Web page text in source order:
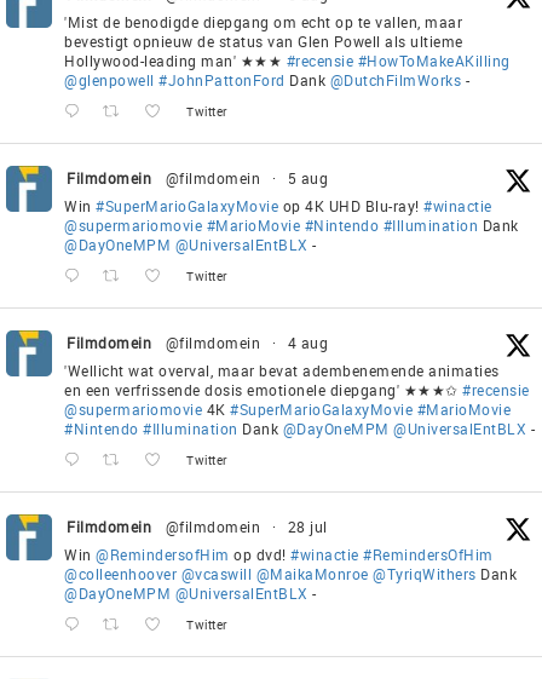
'Mist de benodigde diepgang om echt op te vallen, maar
bevestigt opnieuw de status van Glen Powell als ultieme
Hollywood-leading man' ★★★ #recensie #HowToMakeAKilling
@glenpowell #JohnPattonFord Dank @DutchFilmWorks -
Twitter
Filmdomein @filmdomein ·
5 aug
Win #SuperMarioGalaxyMovie op 4K UHD Blu-ray! #winactie
@supermariomovie #MarioMovie #Nintendo #Illumination Dank
@DayOneMPM @UniversalEntBLX -
Twitter
Filmdomein @filmdomein ·
4 aug
'Wellicht wat overval, maar bevat adembenemende animaties
en een verfrissende dosis emotionele diepgang' ★★★✩ #recensie
@supermariomovie 4K #SuperMarioGalaxyMovie #MarioMovie
#Nintendo #Illumination Dank @DayOneMPM @UniversalEntBLX -
Twitter
Filmdomein @filmdomein ·
28 jul
Win @RemindersofHim op dvd! #winactie #RemindersOfHim
@colleenhoover @vcaswill @MaikaMonroe @TyriqWithers Dank
@DayOneMPM @UniversalEntBLX -
Twitter